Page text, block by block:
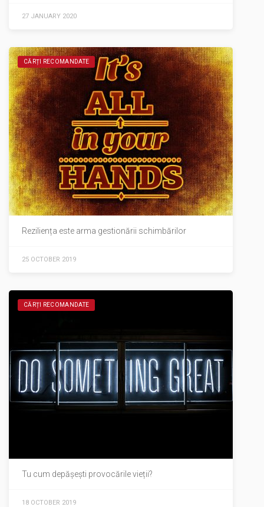
27 JANUARY 2020
CĂRȚI RECOMANDATE
Reziliența este arma gestionării schimbărilor
25 OCTOBER 2019
CĂRȚI RECOMANDATE
Tu cum depășești provocările vieții?
18 OCTOBER 2019